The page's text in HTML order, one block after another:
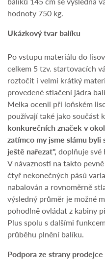
hodnoty 750 kg.
Ukázkový tvar balíku
Po vstupu materiálu do
celkem 5 tzv. startovacích
roztočit i velmi krátký
provedené stlačení jádra
Melka ocenil při loňském
používají také jako součást
konkurečních značek v
zatímco my jsme slámu byli
ještě nařezat", doplňuje své
V návaznosti na takto
čtyř nekonečných pásů
nabalován a rovnoměrně
výsledný průměr je možné
pohodlně ovládat z kabiny
Plus spolu s dalšími
průběhu plnění balíku.
Podpora ze strany prodejce